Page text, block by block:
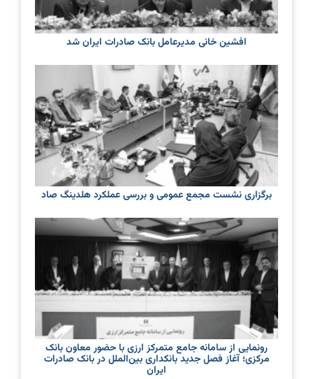
افشین خانی مدیرعامل بانک صادرات ایران شد
برگزاری نشست مجمع عمومی و بررسی عملکرد هلدینگ صاد
رونمایی از سامانه جامع متمرکز ارزی با حضور معاون بانک
مرکزی؛ آغاز فصل جدید بانکداری بین‌الملل در بانک صادرات
ایران